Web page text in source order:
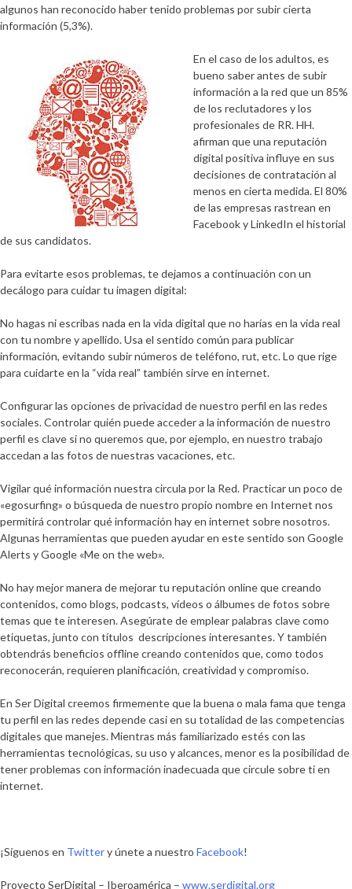
algunos han reconocido haber tenido problemas por subir cierta
información (5,3%).
En el caso de los adultos, es
bueno saber antes de subir
información a la red que un 85%
de los reclutadores y los
profesionales de RR. HH.
afirman que una reputación
digital positiva influye en sus
decisiones de contratación al
menos en cierta medida. El 80%
de las empresas rastrean en
Facebook y LinkedIn el historial
de sus candidatos.
Para evitarte esos problemas, te dejamos a continuación con un
decálogo para cuidar tu imagen digital:
No hagas ni escribas nada en la vida digital que no harías en la vida real
con tu nombre y apellido. Usa el sentido común para publicar
información, evitando subir números de teléfono, rut, etc. Lo que rige
para cuidarte en la “vida real” también sirve en internet.
Configurar las opciones de privacidad de nuestro perfil en las redes
sociales. Controlar quién puede acceder a la información de nuestro
perfil es clave si no queremos que, por ejemplo, en nuestro trabajo
accedan a las fotos de nuestras vacaciones, etc.
Vigilar qué información nuestra circula por la Red. Practicar un poco de
«egosurfing» o búsqueda de nuestro propio nombre en Internet nos
permitirá controlar qué información hay en internet sobre nosotros.
Algunas herramientas que pueden ayudar en este sentido son Google
Alerts y Google «Me on the web».
No hay mejor manera de mejorar tu reputación online que creando
contenidos, como blogs, podcasts, vídeos o álbumes de fotos sobre
temas que te interesen. Asegúrate de emplear palabras clave como
etiquetas, junto con títulos descripciones interesantes.Y también
obtendrás beneficios offline creando contenidos que, como todos
reconocerán, requieren planificación, creatividad y compromiso.
En Ser Digital creemos firmemente que la buena o mala fama que tenga
tu perfil en las redes depende casi en su totalidad de las competencias
digitales que manejes. Mientras más familiarizado estés con las
herramientas tecnológicas, su uso y alcances, menor es la posibilidad de
tener problemas con información inadecuada que circule sobre ti en
internet.
¡Síguenos en Twittery únete a nuestro Facebook!
Proyecto SerDigital – Iberoamérica – www.serdigital.org